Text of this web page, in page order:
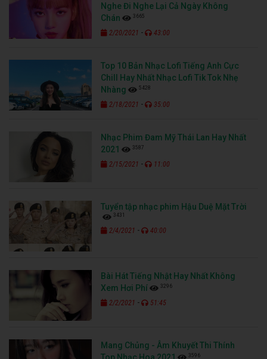
Nghe Đi Nghe Lại Cả Ngày Không
Chán
3665
2/20/2021 - 43:00
Top 10 Bản Nhạc Lofi Tiếng Anh Cực
Chill Hay Nhất Nhạc Lofi Tik Tok Nhẹ
Nhàng
5428
2/18/2021 - 35:00
Nhạc Phim Đam Mỹ Thái Lan Hay Nhất
2021
3587
2/15/2021 - 11:00
Tuyển tập nhạc phim Hậu Duệ Mặt Trời
3431
2/4/2021 - 40:00
Bài Hát Tiếng Nhật Hay Nhất Không
Xem Hơi Phí
3296
2/2/2021 - 51:45
Mang Chủng - Âm Khuyết Thi Thính
3596